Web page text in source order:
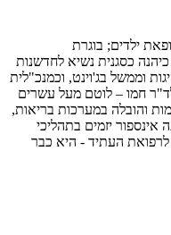
בוגרת
כסגנית נשיא לחדשנות
בג'וינט, וכמנכ"לית
– לוטם מעל עשרים
במערכות בריאות,
יזמים בתהליכי
העתיד - היא כבר